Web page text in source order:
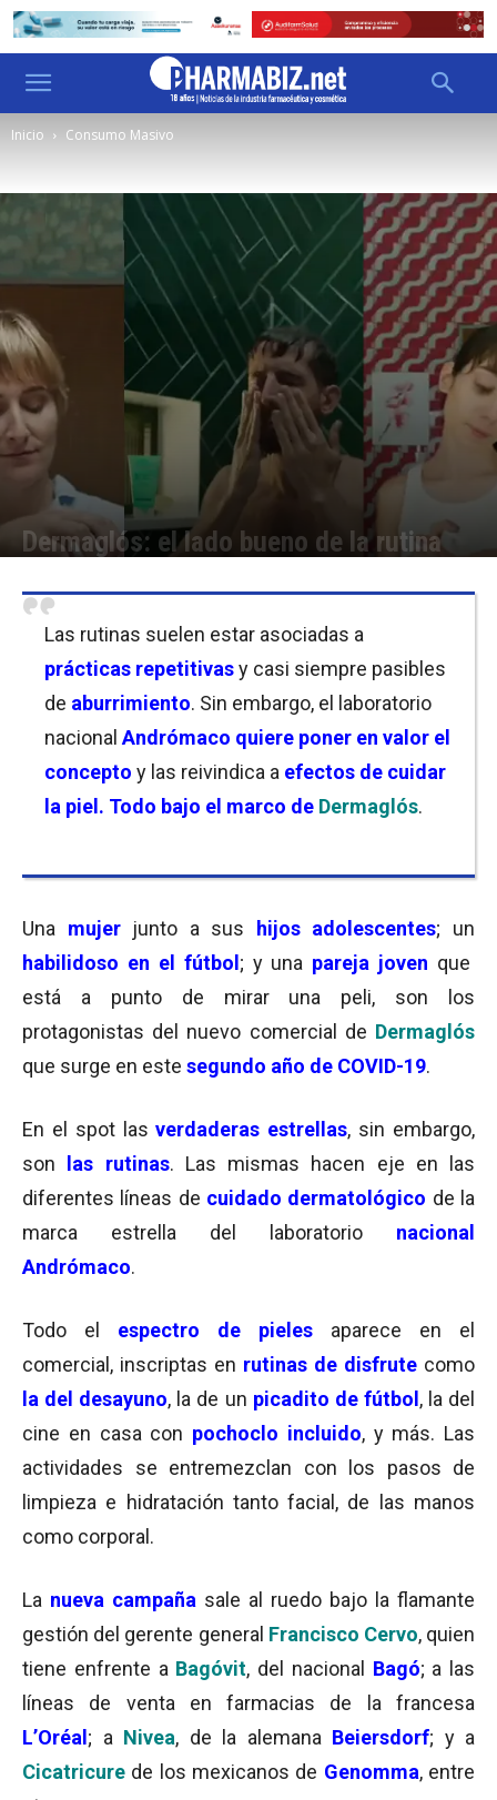
Inicio Consumo Masivo
Dermaglós: el lado bueno de la rutina
Las rutinas suelen estar asociadas a
prácticas repetitivasy casi siempre pasibles
de aburrimiento. Sin embargo, el laboratorio
nacional Andrómaco quiere poner en valor el
concepto y las reivindica a efectos de cuidar
la piel. Todo bajo el marco de Dermaglós.
Una mujerjunto a sus hijos adolescentes; un
habilidoso en el fútbol ; y una pareja joven que
está a punto de mirar una peli, son los
protagonistas del nuevo comercial de Dermaglós
que surge en este segundo año de COVID-19.
En el spot lasverdaderas estrellas, sin embargo,
son
las rutinas. Las mismas hacen eje en las
diferentes líneas de cuidado dermatológico de la
marca estrella del laboratorio nacional
Andrómaco.
Todo el espectro de pieles
aparece en el
comercial, inscriptas en rutinas de disfrute como
la del desayuno, la de un picadito de fútbol , la del
cine en casa con pochoclo incluido, y más. Las
actividades se entremezclan con los pasos de
limpieza e hidratación tanto facial, de las manos
como corporal.
La nueva campaña sale al ruedo bajo la flamante
gestión del gerente general Francisco Cervo, quien
tiene enfrente a Bagóvit, del nacional Bagó; a las
líneas de venta en farmacias de la francesa
L’Oréal ; a Nivea, de la alemana Beiersdorf; y a
Cicatricure de los mexicanos de Genomma, entre